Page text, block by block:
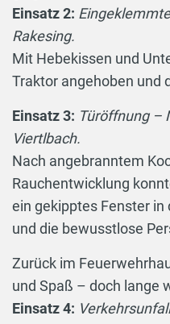
Einsatz 2:
Rakesing.
Mit Hebekissen und
Traktor angehoben und
Einsatz 3: Türöffnung –
Viertlbach.
Nach angebranntem
Rauchentwicklung
ein gekipptes Fenster in
und die bewusstlose
Zurück im
und Spaß – doch lange
Einsatz 4: